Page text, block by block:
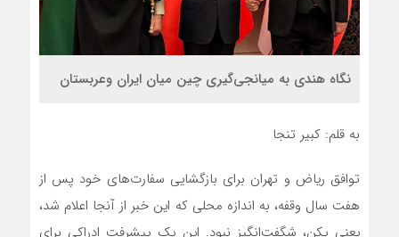
نگاه هندی به میانجی‌گیری چین میان ایران وعربستان
به قلم: کبیر تنجا
توافق ریاض و تهران برای بازگشایی سفارت‌های خود پس از
هفت سال وقفه، به اندازه محلی که این خبر از آنجا اعلام شد،
یعنی پکن، شگفت‌انگیز نبود. این یک پیشرفت ادراکی برای